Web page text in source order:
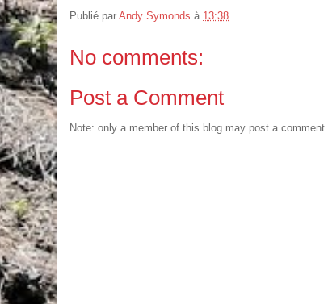
Publié par Andy Symonds à 13:38
No comments:
Post a Comment
Note: only a member of this blog may post a comment.